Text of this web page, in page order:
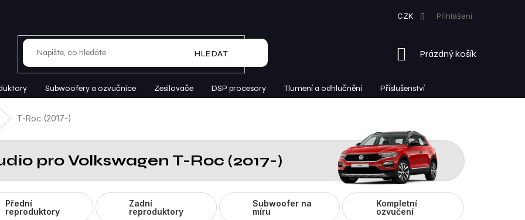
CZK Přihlášení
HLEDAT
NÁKUPNÍ
Prázdný košík
Subwoofery a ozvučnice Zesilovače DSP procesory Tlumení a odhlučnění Příslušenství
T-Roc (2017-)
pro Volkswagen T-Roc (2017-)
Přední
reproduktory
Zadní
reproduktory
Subwoofer na
míru
Kompletní
ozvučení